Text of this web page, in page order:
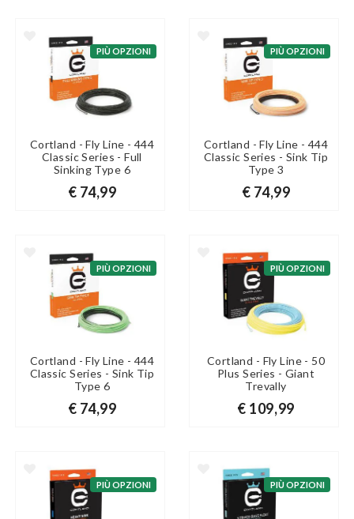
PIÙ OPZIONI
Cortland - Fly Line - 444
Classic Series - Full
Sinking Type 6
€ 74,99
PIÙ OPZIONI
Cortland - Fly Line - 444
Classic Series - Sink Tip
Type 3
€ 74,99
PIÙ OPZIONI
Cortland - Fly Line - 444
Classic Series - Sink Tip
Type 6
€ 74,99
PIÙ OPZIONI
Cortland - Fly Line - 50
Plus Series - Giant
Trevally
€ 109,99
PIÙ OPZIONI PIÙ OPZIONI